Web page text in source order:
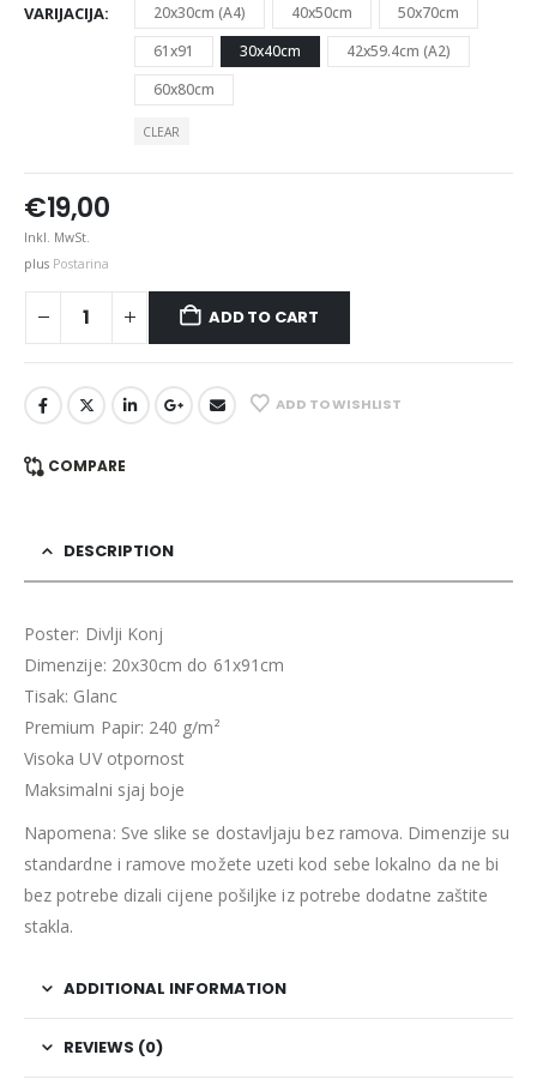
VARIJACIJA 20x30cm (A4) 40x50cm
50x70cm
61x91
30x40cm
42x59.4cm (A2)
60x80cm
CLEAR
€19,00
Inkl. MwSt.
plus Postarina
ADD TO CART
ADD TO WISHLIST
COMPARE
DESCRIPTION
Poster: Divlji Konj
Dimenzije: 20x30cm do 61x91cm
Tisak: Glanc
Premium Papir: 240 g/m²
Visoka UV otpornost
Maksimalni sjaj boje
Napomena: Sve slike se dostavljaju bez ramova. Dimenzije su
standardne i ramove možete uzeti kod sebe lokalno da ne bi
bez potrebe dizali cijene pošiljke iz potrebe dodatne zaštite
stakla.
ADDITIONAL INFORMATION
REVIEWS (0)